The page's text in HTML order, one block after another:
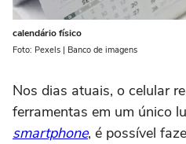
calendário físico
Foto: Pexels | Banco de imagens
Nos dias atuais, o celular
ferramentas em um único
smartphone, é possível